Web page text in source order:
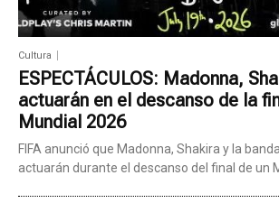
Cultura
ESPECTÁCULOS: Madonna,
actuarán en el descanso de la
Mundial 2026
FIFA anunció que Madonna, Shakira y la
actuarán durante el descanso del final de un